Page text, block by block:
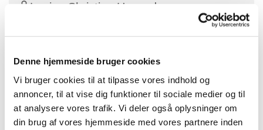
Denne hjemmeside bruger cookies
Vi bruger cookies til at tilpasse vores indhold og
annoncer, til at vise dig funktioner til sociale medier og til
at analysere vores trafik. Vi deler også oplysninger om
din brug af vores hjemmeside med vores partnere inden
Louise Christina Howard
Velkommen til aftenandagt i Aa Kirke onsdag kl.19.00,
hvor vi vil synge fra Højskolesangbogen. Udover
en enkelt læsning byder vi på kaffe.
Inden sidste sang eller salme beder vi Fader Vor.